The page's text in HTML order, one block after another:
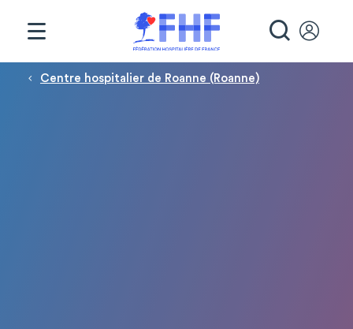
Fil d'Ariane
Centre hospitalier de Roanne (Roanne)
Panneau de gestion des cookies